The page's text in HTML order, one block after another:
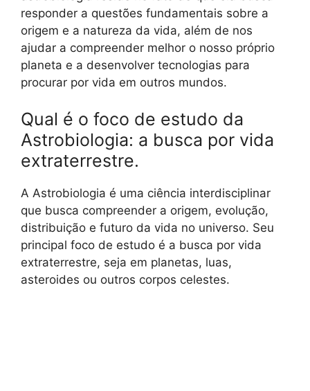
responder a questões fundamentais sobre a
origem e a natureza da vida, além de nos
ajudar a compreender melhor o nosso próprio
planeta e a desenvolver tecnologias para
procurar por vida em outros mundos.
Qual é o foco de estudo da
Astrobiologia: a busca por vida
extraterrestre.
A Astrobiologia é uma ciência interdisciplinar
que busca compreender a origem, evolução,
distribuição e futuro da vida no universo. Seu
principal foco de estudo é a busca por vida
extraterrestre, seja em planetas, luas,
asteroides ou outros corpos celestes.